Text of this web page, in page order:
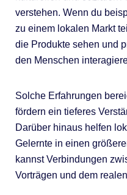
verstehen. Wenn du
zu einem lokalen Markt
die Produkte sehen und
den Menschen
Solche Erfahrungen
fördern ein tieferes
Darüber hinaus helfen
Gelernte in einen
kannst Verbindungen
Vorträgen und dem